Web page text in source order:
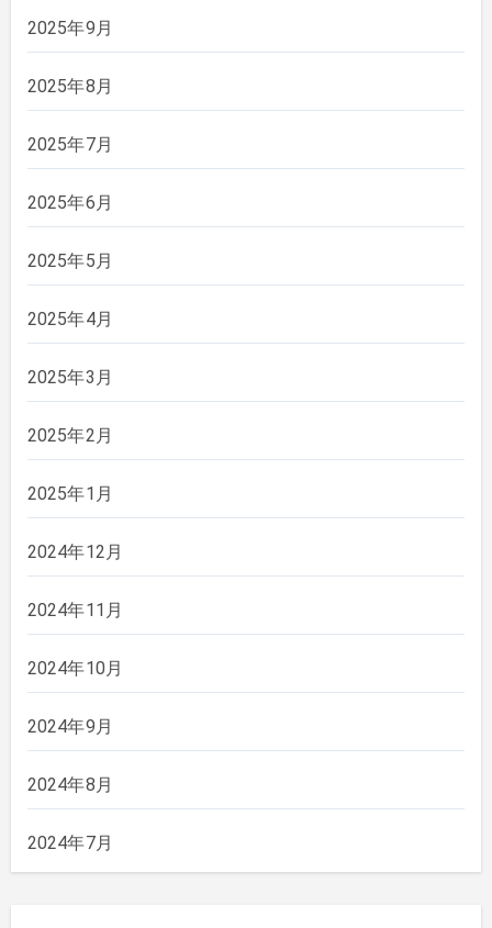
2025年9月
2025年8月
2025年7月
2025年6月
2025年5月
2025年4月
2025年3月
2025年2月
2025年1月
2024年12月
2024年11月
2024年10月
2024年9月
2024年8月
2024年7月